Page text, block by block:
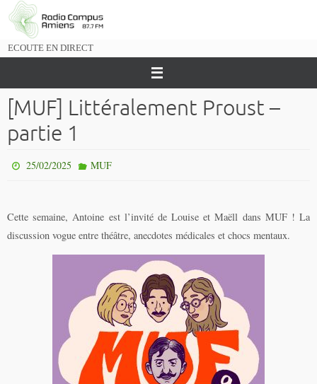
Passer
vers
ECOUTE EN DIRECT
[MUF] Littéralement Proust –
partie 1
25/02/2025 MUF
Cette semaine, Antoine est l’invité de Louise et Maëll dans MUF ! La
discussion vogue entre théâtre, anecdotes médicales et chocs mentaux.